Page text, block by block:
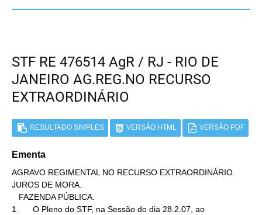
STF RE 476514 AgR / RJ - RIO DE
JANEIRO AG.REG.NO RECURSO
EXTRAORDINÁRIO
RESULTADO SIMPLES VERSÃO HTML VERSÃO PDF
Ementa
AGRAVO REGIMENTAL NO RECURSO EXTRAORDINÁRIO.
JUROS DE MORA.
1.      O Pleno do STF, na Sessão do dia 28.2.07, ao